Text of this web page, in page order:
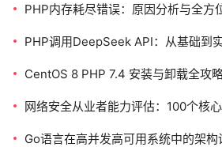
PHP内存耗尽错误：原因分析与全方
PHP调用DeepSeek API：从基础到
CentOS 8 PHP 7.4 安装与卸载全攻
网络安全从业者能力评估：100个核
Go语言在高并发高可用系统中的架